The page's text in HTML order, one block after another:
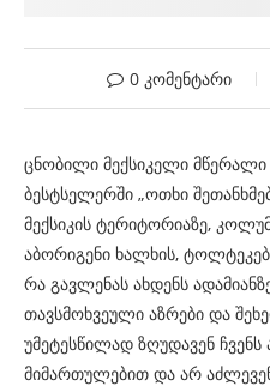
0 კომენტარი
ცნობილი მექსიკელი
ბესტსელერში „ოთხი
მექსიკის ტერიტორიაზე,
აბორიგენი ხალხის,
რა გავლენას ახდენს
თავსმოხვეული აზრები და
უმეტესწილად ზღუდავენ ჩვენს
მიმართულებით და არ